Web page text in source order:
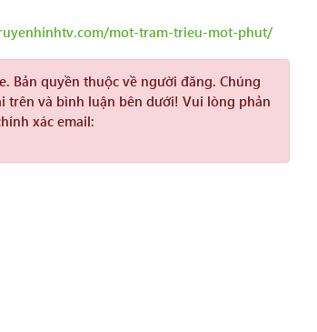
mot-tram-trieu-mot-phut/
Bản quyền thuộc về người đăng. Chúng
trên và bình luận bên dưới! Vui lòng phản
xác email: